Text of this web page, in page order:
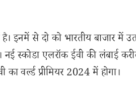
इनमें से दो को भारतीय बाजार में
स्कोडा एलरॉक ईवी की लंबाई
वर्ल्ड प्रीमियर 2024 में होगा।